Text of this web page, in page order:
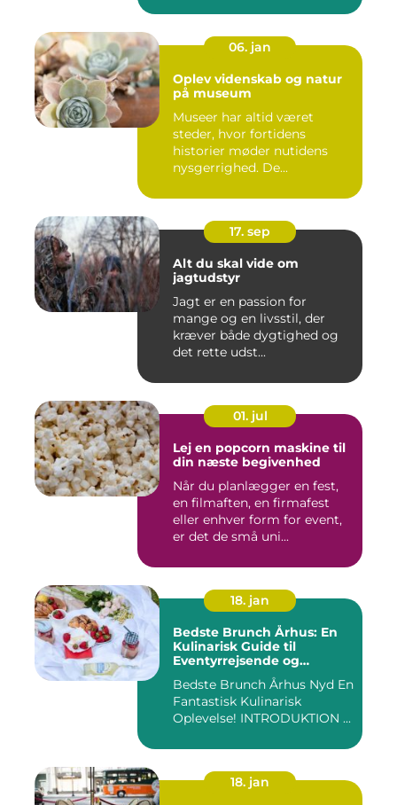
06. jan
Oplev videnskab og natur
på museum
Museer har altid været
steder, hvor fortidens
historier møder nutidens
nysgerrighed. De...
17. sep
Alt du skal vide om
jagtudstyr
Jagt er en passion for
mange og en livsstil, der
kræver både dygtighed og
det rette udst...
01. jul
Lej en popcorn maskine til
din næste begivenhed
Når du planlægger en fest,
en filmaften, en firmafest
eller enhver form for event,
er det de små uni...
18. jan
Bedste Brunch Århus: En
Kulinarisk Guide til
Eventyrrejsende og
Bedste Brunch Århus Nyd En
Fantastisk Kulinarisk
Oplevelse! INTRODUKTION ...
18. jan